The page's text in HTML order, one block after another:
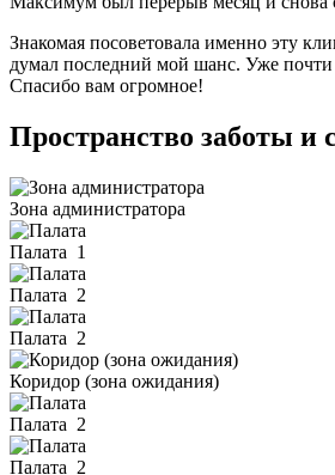
Знакомая посоветовала именно эту
думал последний мой шанс. Уже
Спасибо вам огромное!
Пространство заботы и
Зона администратора
Палата 1
Палата 2
Палата 2
Коридор (зона ожидания)
Палата 2
Палата 2